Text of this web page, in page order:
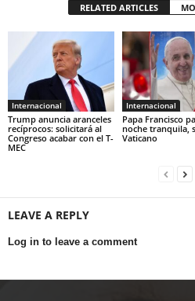
RELATED ARTICLES
Internacional
Trump anuncia aranceles
recíprocos: solicitará al
Congreso acabar con el T-
MEC
Internacional
Papa Francisco
noche tranquila,
Vaticano
LEAVE A REPLY
Log in to leave a comment